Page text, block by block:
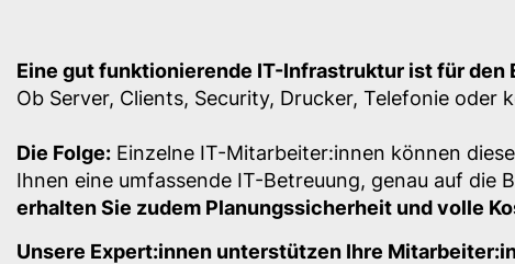
Eine gut funktionierende IT-Infrastruktur ist für
Ob Server, Clients, Security, Drucker, Telefonie
Die Folge: Einzelne IT-Mitarbeiter:innen können
Ihnen eine umfassende IT-Betreuung, genau auf die
erhalten Sie zudem Planungssicherheit und volle
Unsere Expert:innen unterstützen Ihre